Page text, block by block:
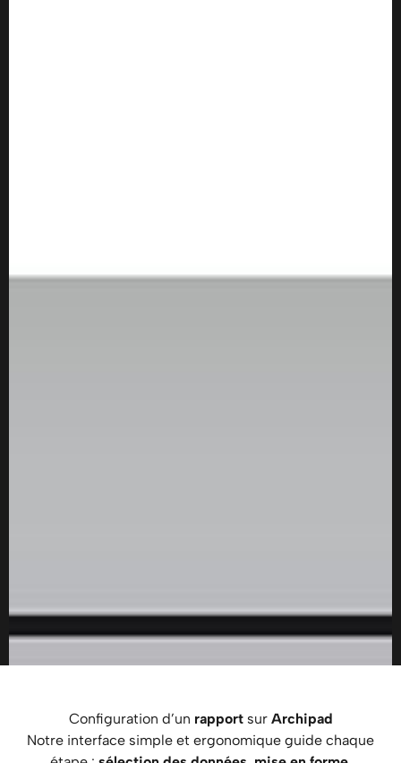
Configuration d’un rapportsur Archipad
Notre interface simple et ergonomique guide chaque